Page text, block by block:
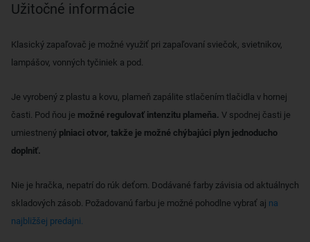
Užitočné informácie
Klasický zapaľovač je možné využiť pri zapaľovaní sviečok, svietnikov,
lampášov, vonných tyčiniek a pod.
Je vyrobený z plastu a kovu, plameň zapálite stlačením tlačidla v hornej
časti. Pod ňou je možné regulovať intenzitu plameňa. V spodnej časti je
umiestnený plniaci otvor, takže je možné chýbajúci plyn jednoducho
doplniť.
Nie je hračka, nepatrí do rúk deťom. Dodávané farby závisia od aktuálnych
skladových zásob. Požadovanú farbu je možné pohodlne vybrať aj na
najbližšej predajni.